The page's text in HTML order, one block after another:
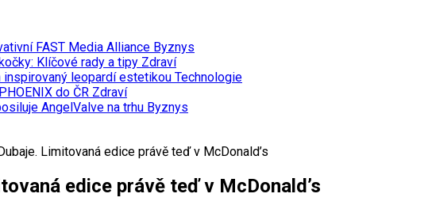
FAST Media Alliance Byznys
Klíčové rady a tipy Zdraví
inspirovaný leopardí estetikou Technologie
do ČR Zdraví
AngelValve na trhu Byznys
Limitovaná edice právě teď v McDonald’s
edice právě teď v McDonald’s